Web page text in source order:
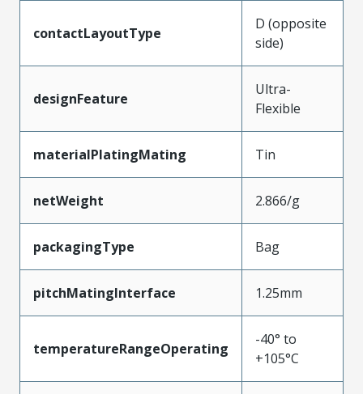
contactLayoutType
D (opposite
side)
designFeature
Ultra-
Flexible
materialPlatingMating Tin
netWeight 2.866/g
packagingType Bag
pitchMatingInterface 1.25mm
temperatureRangeOperating
-40° to
+105°C